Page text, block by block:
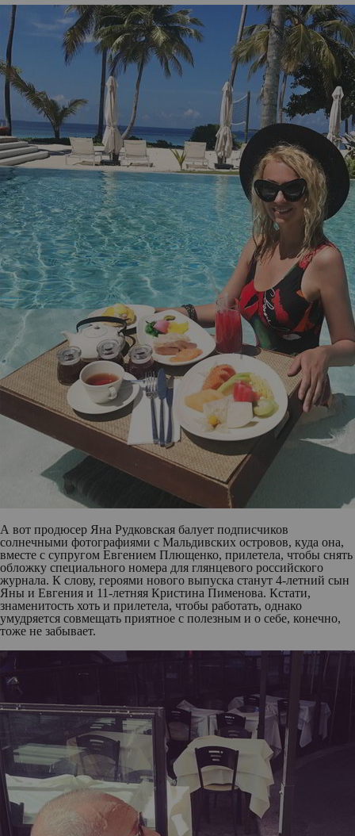
А вот продюсер Яна Рудковская балует подписчиков
солнечными фотографиями с Мальдивских островов, куда она,
вместе с супругом Евгением Плющенко, прилетела, чтобы снять
обложку специального номера для глянцевого российского
журнала. К слову, героями нового выпуска станут 4-летний сын
Яны и Евгения и 11-летняя Кристина Пименова. Кстати,
знаменитость хоть и прилетела, чтобы работать, однако
умудряется совмещать приятное с полезным и о себе, конечно,
тоже не забывает.